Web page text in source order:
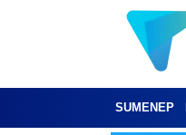
SUMENEP